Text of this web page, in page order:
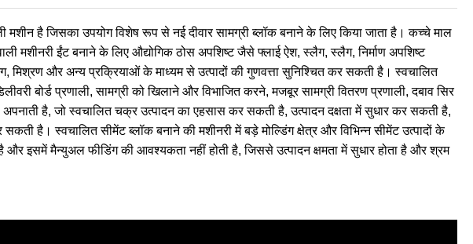
मशीन है जिसका उपयोग विशेष रूप से नई दीवार सामग्री ब्लॉक बनाने के लिए किया जाता है। कच्चे माल
मशीनरी ईंट बनाने के लिए औद्योगिक ठोस अपशिष्ट जैसे फ्लाई ऐश, स्लैग, स्लैग, निर्माण अपशिष्ट
मिश्रण और अन्य प्रक्रियाओं के माध्यम से उत्पादों की गुणवत्ता सुनिश्चित कर सकती है। स्वचालित
बोर्ड प्रणाली, सामग्री को खिलाने और विभाजित करने, मजबूर सामग्री वितरण प्रणाली, दबाव सिर
है, जो स्वचालित चक्र उत्पादन का एहसास कर सकती है, उत्पादन दक्षता में सुधार कर सकती है,
है। स्वचालित सीमेंट ब्लॉक बनाने की मशीनरी में बड़े मोल्डिंग क्षेत्र और विभिन्न सीमेंट उत्पादों के
और इसमें मैन्युअल फीडिंग की आवश्यकता नहीं होती है, जिससे उत्पादन क्षमता में सुधार होता है और श्रम